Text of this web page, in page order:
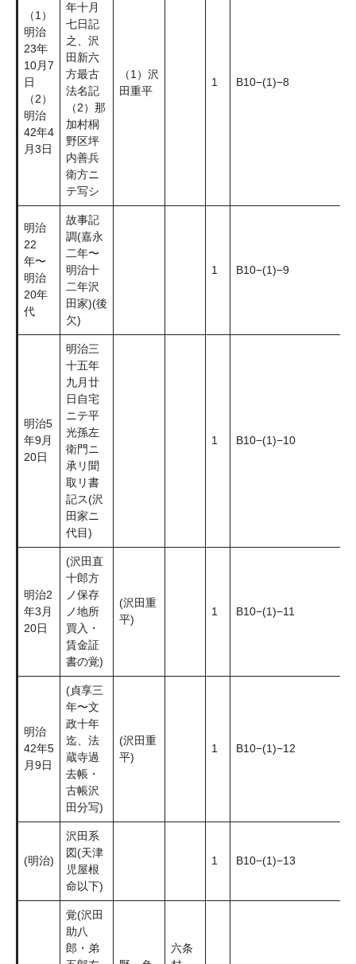
（1）
明治
23年
10月7
日
（2）
明治
42年4
月3日
年十月
七日記
之、沢
田新六
方最古
法名記
（2）那
加村桐
野区坪
内善兵
衛方ニ
テ写シ
（1）沢
田重平
1 B10−(1)−8
明治
22
年〜
明治
20年
代
故事記
調(嘉永
二年〜
明治十
二年沢
田家)(後
欠)
1 B10−(1)−9
明治5
年9月
20日
明治三
十五年
九月廿
日自宅
ニテ平
光孫左
衛門ニ
承リ聞
取リ書
記ス(沢
田家ニ
代目)
1 B10−(1)−10
明治2
年3月
20日
(沢田直
十郎方
ノ保存
ノ地所
買入・
賃金証
書の覚)
(沢田重
平)
1 B10−(1)−11
明治
42年5
月9日
(貞享三
年〜文
政十年
迄、法
蔵寺過
去帳・
古帳沢
田分写)
(沢田重
平)
1 B10−(1)−12
(明治)
沢田系
図(天津
児屋根
命以下)
1 B10−(1)−13
覚(沢田
助八
郎・弟
六条